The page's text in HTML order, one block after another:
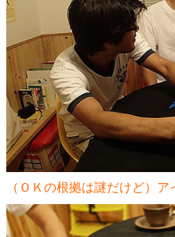
（ＯＫの根拠は謎だけど）